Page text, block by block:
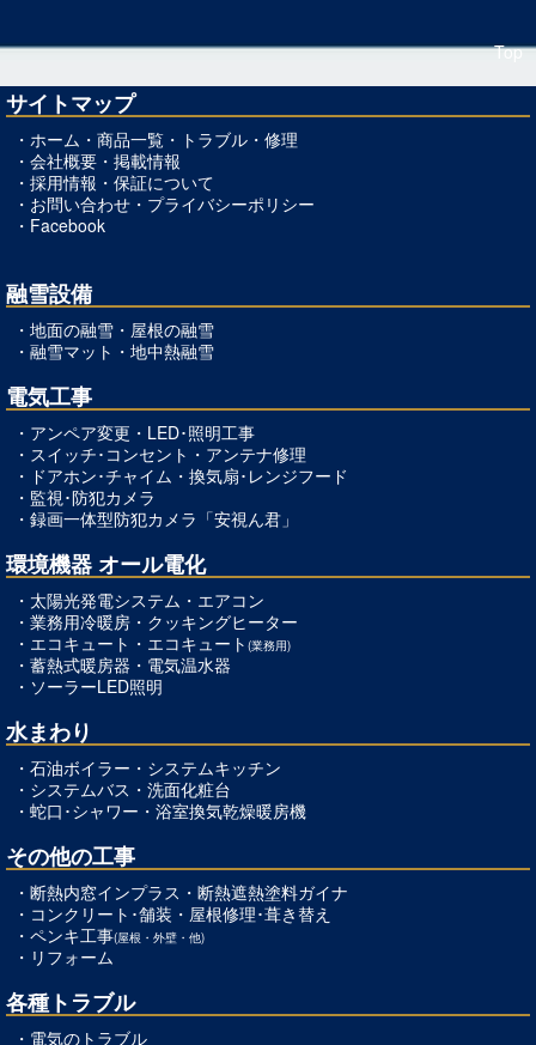
Top
サイトマップ
・ ホーム ・ 商品一覧 ・ トラブル・修理
・ 会社概要 ・ 掲載情報
・ 採用情報 ・ 保証について
・ お問い合わせ ・ プライバシーポリシー
・ Facebook
融雪設備
・ 地面の融雪 ・ 屋根の融雪
・ 融雪マット ・ 地中熱融雪
電気工事
・ アンペア変更 ・ LED･照明工事
・ スイッチ･コンセント ・ アンテナ修理
・ ドアホン･チャイム ・ 換気扇･レンジフード
・ 監視･防犯カメラ
・ 録画一体型防犯カメラ「安視ん君」
環境機器 オール電化
・太陽光発電システム・ エアコン
・ 業務用冷暖房 ・ クッキングヒーター
・ エコキュート ・ エコキュート (業務用)
・ 蓄熱式暖房器 ・ 電気温水器
・ ソーラーLED照明
水まわり
・ 石油ボイラー ・ システムキッチン
・ システムバス ・ 洗面化粧台
・ 蛇口･シャワー ・ 浴室換気乾燥暖房機
その他の工事
・ 断熱内窓インプラス ・ 断熱遮熱塗料ガイナ
・ コンクリート･舗装 ・ 屋根修理･葺き替え
・ ペンキ工事(屋根・外壁・他)
・ リフォーム
各種トラブル
・ 電気のトラブル